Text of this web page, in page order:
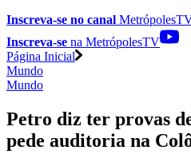
Inscreva-se no canal
Inscreva-se na MetrópolesTV
Página Inicial
Mundo
Mundo
Petro diz ter provas
pede auditoria na